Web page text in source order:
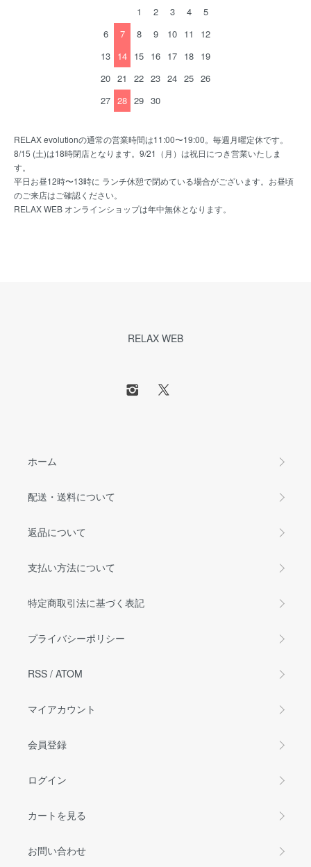
1
2 3 4
5
6
7 8 9 10 11
12
13 14 15 16 17 18 19
20 21 22 23 24 25 26
27 28 29 30
RELAX evolutionの通常の営業時間は11:00〜19:00。毎週月曜定休です。
8/15 (土)は18時閉店となります。9/21（月）は祝日につき営業いたしま
す。
平日お昼12時〜13時に ランチ休憩で閉めている場合がございます。お昼頃
のご来店はご確認ください。
RELAX WEB オンラインショップは年中無休となります。
RELAX WEB
ホーム
配送・送料について
返品について
支払い方法について
特定商取引法に基づく表記
プライバシーポリシー
RSS / ATOM
マイアカウント
会員登録
ログイン
カートを見る
お問い合わせ